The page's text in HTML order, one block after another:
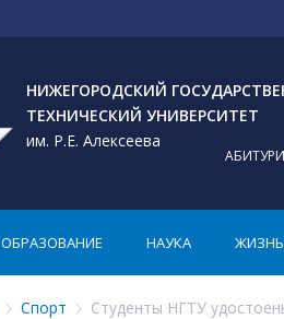
НИЖЕГОРОДСКИЙ
ТЕХНИЧЕСКИЙ УНИВЕРСИТЕТ
им. Р.Е. Алексеева
ОБРАЗОВАНИЕ НАУКА ЖИЗНЬ
Спорт Студенты НГТУ